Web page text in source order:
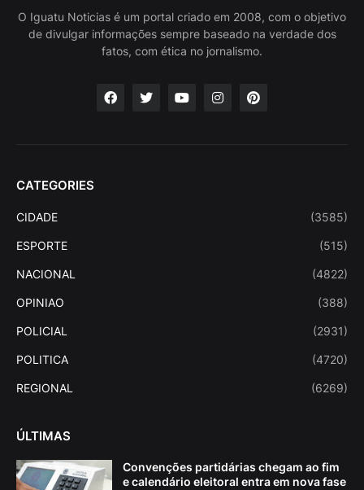
O Iguatu Noticias é um portal criado em 2008, com o objetivo
de divulgar informações sempre baseado na verdade dos
fatos, com ética no jornalismo.
CATEGORIES
CIDADE (3585)
ESPORTE (515)
NACIONAL (4822)
OPINIAO (388)
POLICIAL (2931)
POLITICA (4720)
REGIONAL (6269)
ÚLTIMAS
Convenções partidárias chegam ao fim
e calendário eleitoral entra em nova fase